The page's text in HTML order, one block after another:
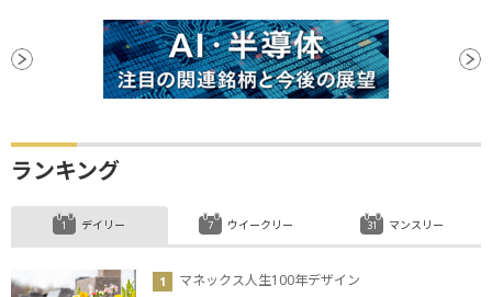
ランキング
デイリー
マネックス人生100年デザイン
ウイークリー マンスリー